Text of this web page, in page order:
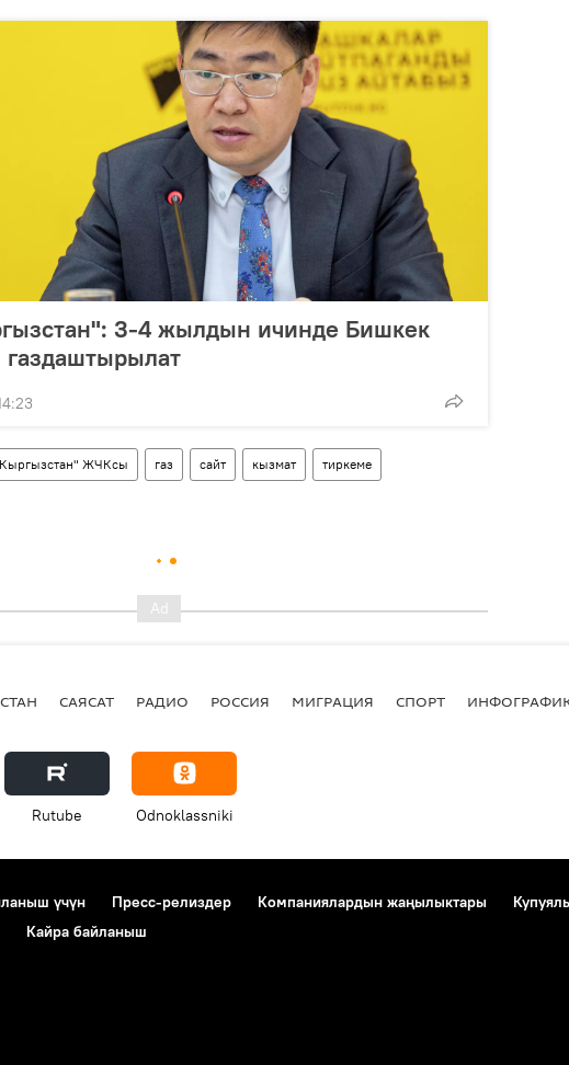
3-4 жылдын ичинде Бишкек
газдаштырылат
ЖЧКсы газ сайт кызмат тиркеме
САЯСАТ РАДИО РОССИЯ МИГРАЦИЯ СПОРТ
Rutube Odnoklassniki
үчүн Пресс-релиздер Компаниялардын жаңылыктары
Кайра байланыш